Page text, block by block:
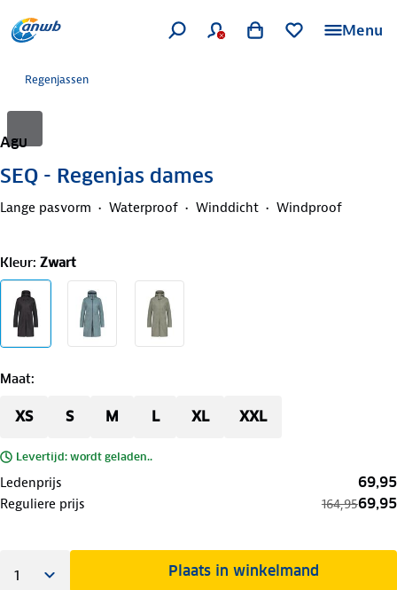
Menu
Regenjassen
Agu
SEQ - Regenjas dames
Lange pasvorm Waterproof Winddicht Windproof
Kleur: Zwart
Maat:
XS S M L XL XXL
Levertijd: wordt geladen..
Ledenprijs 69,95
Reguliere prijs 164,9569,95
Plaats in winkelmand